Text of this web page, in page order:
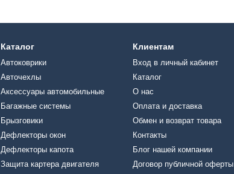
Каталог
Автоковрики
Авточехлы
Аксессуары автомобильные
Багажные системы
Брызговики
Дефлекторы окон
Дефлекторы капота
Защита картера двигателя
Клиентам
Вход в личный кабинет
Каталог
О нас
Оплата и доставка
Обмен и возврат товара
Контакты
Блог нашей компании
Договор публичной оферты